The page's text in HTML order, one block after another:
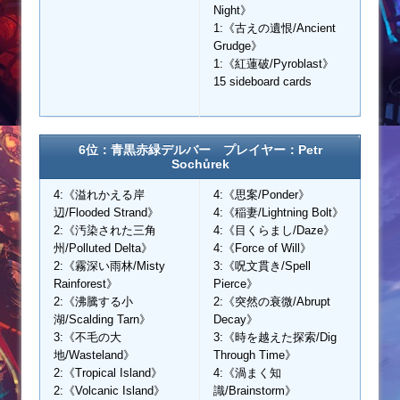
Night》
1:《古えの遺恨/Ancient
Grudge》
1:《紅蓮破/Pyroblast》
15 sideboard cards
6位：青黒赤緑デルバー プレイヤー：Petr
Sochůrek
4:《溢れかえる岸
辺/Flooded Strand》
2:《汚染された三角
州/Polluted Delta》
2:《霧深い雨林/Misty
Rainforest》
2:《沸騰する小
湖/Scalding Tarn》
3:《不毛の大
地/Wasteland》
2:《Tropical Island》
2:《Volcanic Island》
4:《思案/Ponder》
4:《稲妻/Lightning Bolt》
4:《目くらまし/Daze》
4:《Force of Will》
3:《呪文貫き/Spell
Pierce》
2:《突然の衰微/Abrupt
Decay》
3:《時を越えた探索/Dig
Through Time》
4:《渦まく知
識/Brainstorm》